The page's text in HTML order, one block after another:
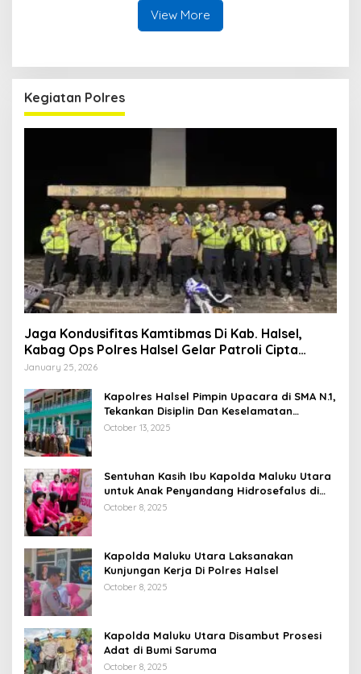
View More
Kegiatan Polres
Jaga Kondusifitas Kamtibmas Di Kab. Halsel,
Kabag Ops Polres Halsel Gelar Patroli Cipta
Kondisi
January 25, 2026
Kapolres Halsel Pimpin Upacara di SMA N.1,
Tekankan Disiplin Dan Keselamatan
Berkendara
October 13, 2025
Sentuhan Kasih Ibu Kapolda Maluku Utara
untuk Anak Penyandang Hidrosefalus di
Desa Babang
October 8, 2025
Kapolda Maluku Utara Laksanakan
Kunjungan Kerja Di Polres Halsel
October 8, 2025
Kapolda Maluku Utara Disambut Prosesi
Adat di Bumi Saruma
October 8, 2025